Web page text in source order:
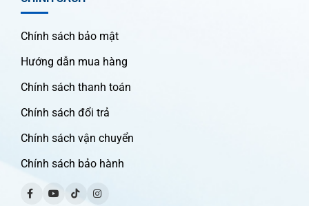
Chính sách bảo mật
Hướng dẫn mua hàng
Chính sách thanh toán
Chính sách đổi trả
Chính sách vận chuyển
Chính sách bảo hành